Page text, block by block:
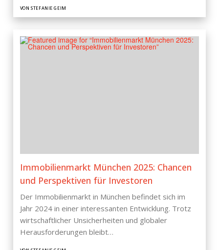
VON STEFANIE GEIM
Immobilienmarkt München 2025: Chancen
und Perspektiven für Investoren
Der Immobilienmarkt in München befindet sich im
Jahr 2024 in einer interessanten Entwicklung. Trotz
wirtschaftlicher Unsicherheiten und globaler
Herausforderungen bleibt…